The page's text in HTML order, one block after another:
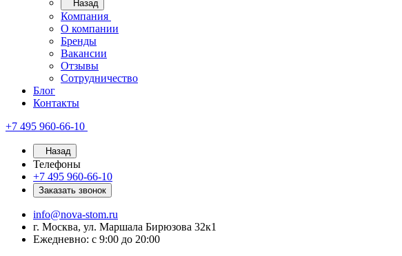
Назад
Компания
О компании
Бренды
Вакансии
Отзывы
Сотрудничество
Блог
Контакты
+7 495 960-66-10
Назад
Телефоны
+7 495 960-66-10
Заказать звонок
info@nova-stom.ru
г. Москва, ул. Маршала Бирюзова 32к1
Ежедневно: с 9:00 до 20:00